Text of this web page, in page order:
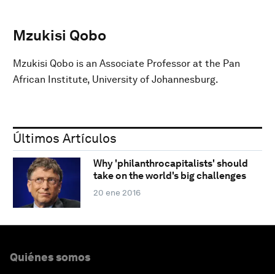
Mzukisi Qobo
Mzukisi Qobo is an Associate Professor at the Pan
African Institute, University of Johannesburg.
Últimos Artículos
Why 'philanthrocapitalists' should
take on the world's big challenges
20 ene 2016
Quiénes somos